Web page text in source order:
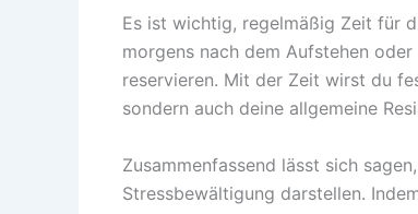
Es ist wichtig, regelmäßig Zeit für
morgens nach dem Aufstehen
reservieren. Mit der Zeit wirst du
sondern auch deine allgemeine
Zusammenfassend lässt sich
Stressbewältigung darstellen.